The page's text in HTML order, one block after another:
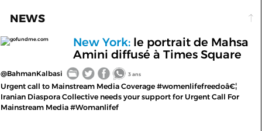
NEWS
gofundme.com New York:le portrait de Mahsa
Amini diffusé à Times Square
@BahmanKalbasi 3 ans
Urgent call to Mainstream Media Coverage #womenlifefreedoâ€¦
Iranian Diaspora Collective needs your support for Urgent Call For
Mainstream Media #Womanlifef